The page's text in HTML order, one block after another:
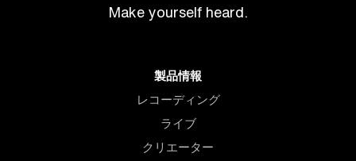
Make yourself heard.
製品情報
レコーディング
ライブ
クリエーター